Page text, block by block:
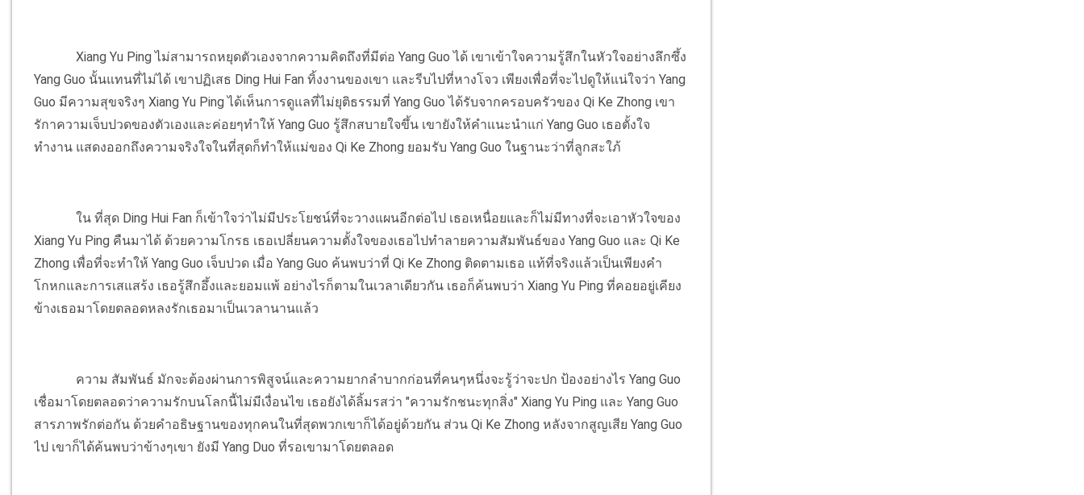
Xiang Yu Ping ไม่สามารถหยุดตัวเองจากความคิดถึงที่มีต่อ Yang Guo ได้ เขาเข้าใจความรู้สึกในหัวใจอย่างลึกซึ้ง
Yang Guo นั้นแทนที่ไม่ได้ เขาปฏิเสธ Ding Hui Fan ทิ้งงานของเขา และรีบไปที่หางโจว เพียงเพื่อที่จะไปดูให้แน่ใจว่า Yang
Guo มีความสุขจริงๆ Xiang Yu Ping ได้เห็นการดูแลที่ไม่ยุติธรรมที่ Yang Guo ได้รับจากครอบครัวของ Qi Ke Zhong เขา
รักาความเจ็บปวดของตัวเองและค่อยๆทำให้ Yang Guo รู้สึกสบายใจขึ้น เขายังให้คำแนะนำแก่ Yang Guo เธอตั้งใจ
ทำงาน แสดงออกถึงความจริงใจในที่สุดก็ทำให้แม่ของ Qi Ke Zhong ยอมรับ Yang Guo ในฐานะว่าที่ลูกสะใภ้
ใน ที่สุด Ding Hui Fan ก็เข้าใจว่าไม่มีประโยชน์ที่จะวางแผนอีกต่อไป เธอเหนื่อยและก็ไม่มีทางที่จะเอาหัวใจของ
Xiang Yu Ping คืนมาได้ ด้วยความโกรธ เธอเปลี่ยนความตั้งใจของเธอไปทำลายความสัมพันธ์ของ Yang Guo และ Qi Ke
Zhong เพื่อที่จะทำให้ Yang Guo เจ็บปวด เมื่อ Yang Guo ค้นพบว่าที่ Qi Ke Zhong ติดตามเธอ แท้ที่จริงแล้วเป็นเพียงคำ
โกหกและการเสแสร้ง เธอรู้สึกอึ้งและยอมแพ้ อย่างไรก็ตามในเวลาเดียวกัน เธอก็ค้นพบว่า Xiang Yu Ping ที่คอยอยู่เคียง
ข้างเธอมาโดยตลอดหลงรักเธอมาเป็นเวลานานแล้ว
ความ สัมพันธ์ มักจะต้องผ่านการพิสูจน์และความยากลำบากก่อนที่คนๆหนึ่งจะรู้ว่าจะปก ป้องอย่างไร Yang Guo
เชื่อมาโดยตลอดว่าความรักบนโลกนี้ไม่มีเงื่อนไข เธอยังได้ลิ้มรสว่า "ความรักชนะทุกสิ่ง" Xiang Yu Ping และ Yang Guo
สารภาพรักต่อกัน ด้วยคำอธิษฐานของทุกคนในที่สุดพวกเขาก็ได้อยู่ด้วยกัน ส่วน Qi Ke Zhong หลังจากสูญเสีย Yang Guo
ไป เขาก็ได้ค้นพบว่าข้างๆเขา ยังมี Yang Duo ที่รอเขามาโดยตลอด